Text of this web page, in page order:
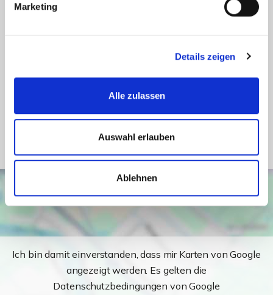
Marketing
Details zeigen
Alle zulassen
Auswahl erlauben
Ablehnen
Energieausweis Jahrgang
ab dem 1.5.2014
42.40 kWh / (m²*a)
Ich bin damit einverstanden, dass mir Karten von Google
angezeigt werden. Es gelten die
Datenschutzbedingungen von Google